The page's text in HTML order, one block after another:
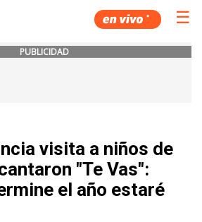
☰
PUBLICIDAD
visita a niños de
"Te Vas":
el año estaré